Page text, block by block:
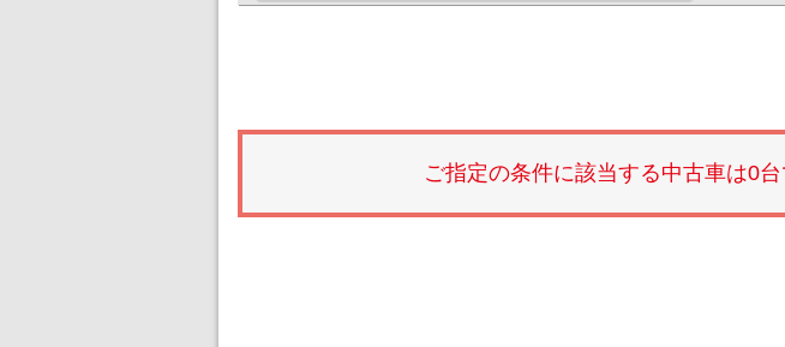
ご指定の条件に該当する中古車は0